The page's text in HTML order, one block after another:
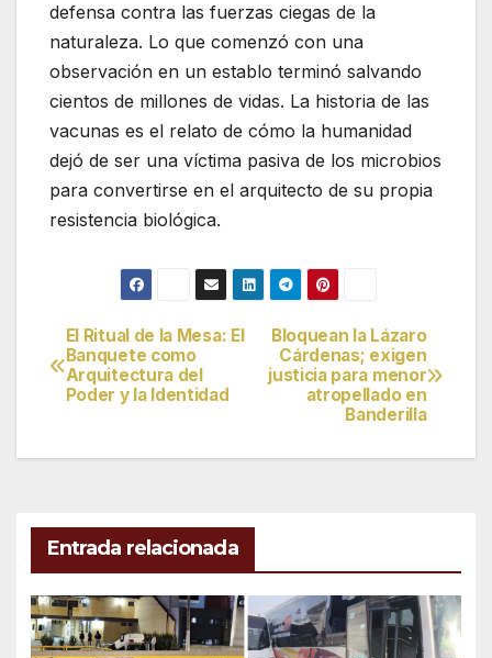
defensa contra las fuerzas ciegas de la
naturaleza. Lo que comenzó con una
observación en un establo terminó salvando
cientos de millones de vidas. La historia de las
vacunas es el relato de cómo la humanidad
dejó de ser una víctima pasiva de los microbios
para convertirse en el arquitecto de su propia
resistencia biológica.
Navegación
de
Bloquean la Lázaro
Cárdenas; exigen
justicia para menor
atropellado en
Banderilla
El Ritual de la Mesa: El
Banquete como
Arquitectura del
Poder y la Identidad
Entrada relacionada